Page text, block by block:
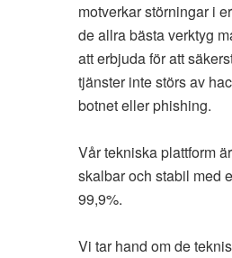
motverkar störningar i
de allra bästa verktyg
att erbjuda för att
tjänster inte störs av
botnet eller phishing.
Vår tekniska plattform
skalbar och stabil med
99,9%.
Vi tar hand om de